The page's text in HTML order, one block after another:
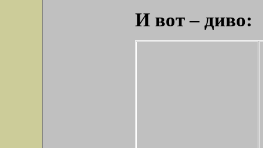
И вот – диво: